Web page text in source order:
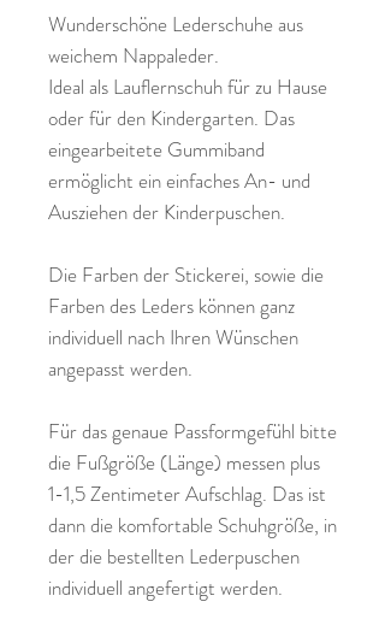
Wunderschöne Lederschuhe aus
weichem Nappaleder.
Ideal als Lauflernschuh für zu Hause
oder für den Kindergarten. Das
eingearbeitete Gummiband
ermöglicht ein einfaches An- und
Ausziehen der Kinderpuschen.
Die Farben der Stickerei, sowie die
Farben des Leders können ganz
individuell nach Ihren Wünschen
angepasst werden.
Für das genaue Passformgefühl bitte
die Fußgröße (Länge) messen plus
1-1,5 Zentimeter Aufschlag. Das ist
dann die komfortable Schuhgröße, in
der die bestellten Lederpuschen
individuell angefertigt werden.